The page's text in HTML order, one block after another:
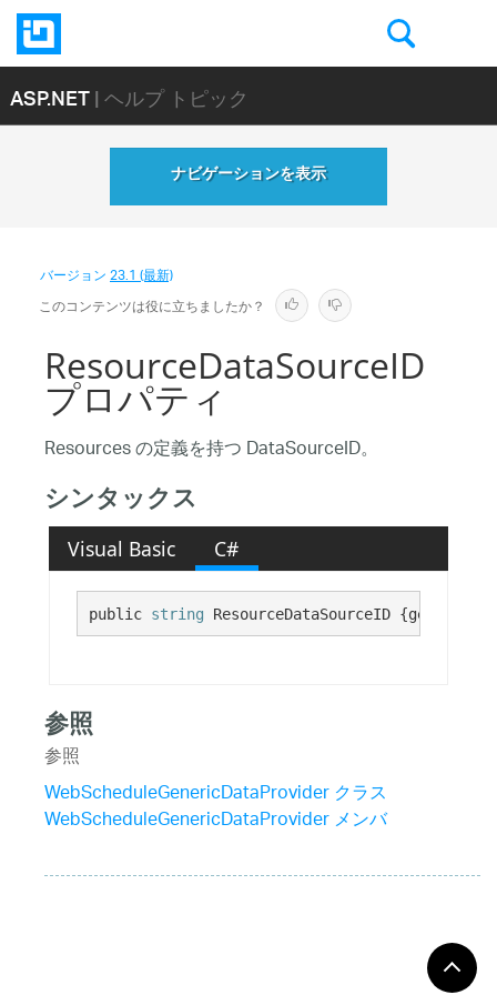
ASP.NET| ヘルプ トピック
ナビゲーションを表示
バージョン23.1 (最新)
このコンテンツは役に立ちましたか？
ResourceDataSourceID
プロパティ
Resources の定義を持つ DataSourceID。
シンタックス
Visual Basic C#
public string ResourceDataSourceID {get; set;}
参照
参照
WebScheduleGenericDataProvider クラス
WebScheduleGenericDataProvider メンバ